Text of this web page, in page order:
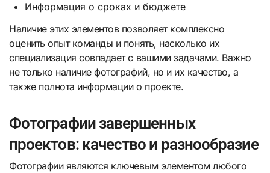
Информация о сроках и бюджете
Наличие этих элементов позволяет комплексно
оценить опыт команды и понять, насколько их
специализация совпадает с вашими задачами. Важно
не только наличие фотографий, но и их качество, а
также полнота информации о проекте.
Фотографии завершенных
проектов: качество и разнообразие
Фотографии являются ключевым элементом любого